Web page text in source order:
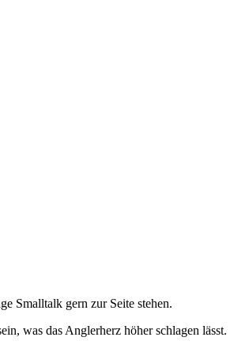
Smalltalk gern zur Seite stehen.
was das Anglerherz höher schlagen lässt.